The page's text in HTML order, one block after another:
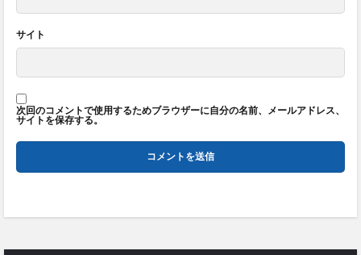
サイト
次回のコメントで使用するためブラウザーに自分の名前、メールアドレス、
サイトを保存する。